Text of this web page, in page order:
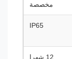
مخصصة